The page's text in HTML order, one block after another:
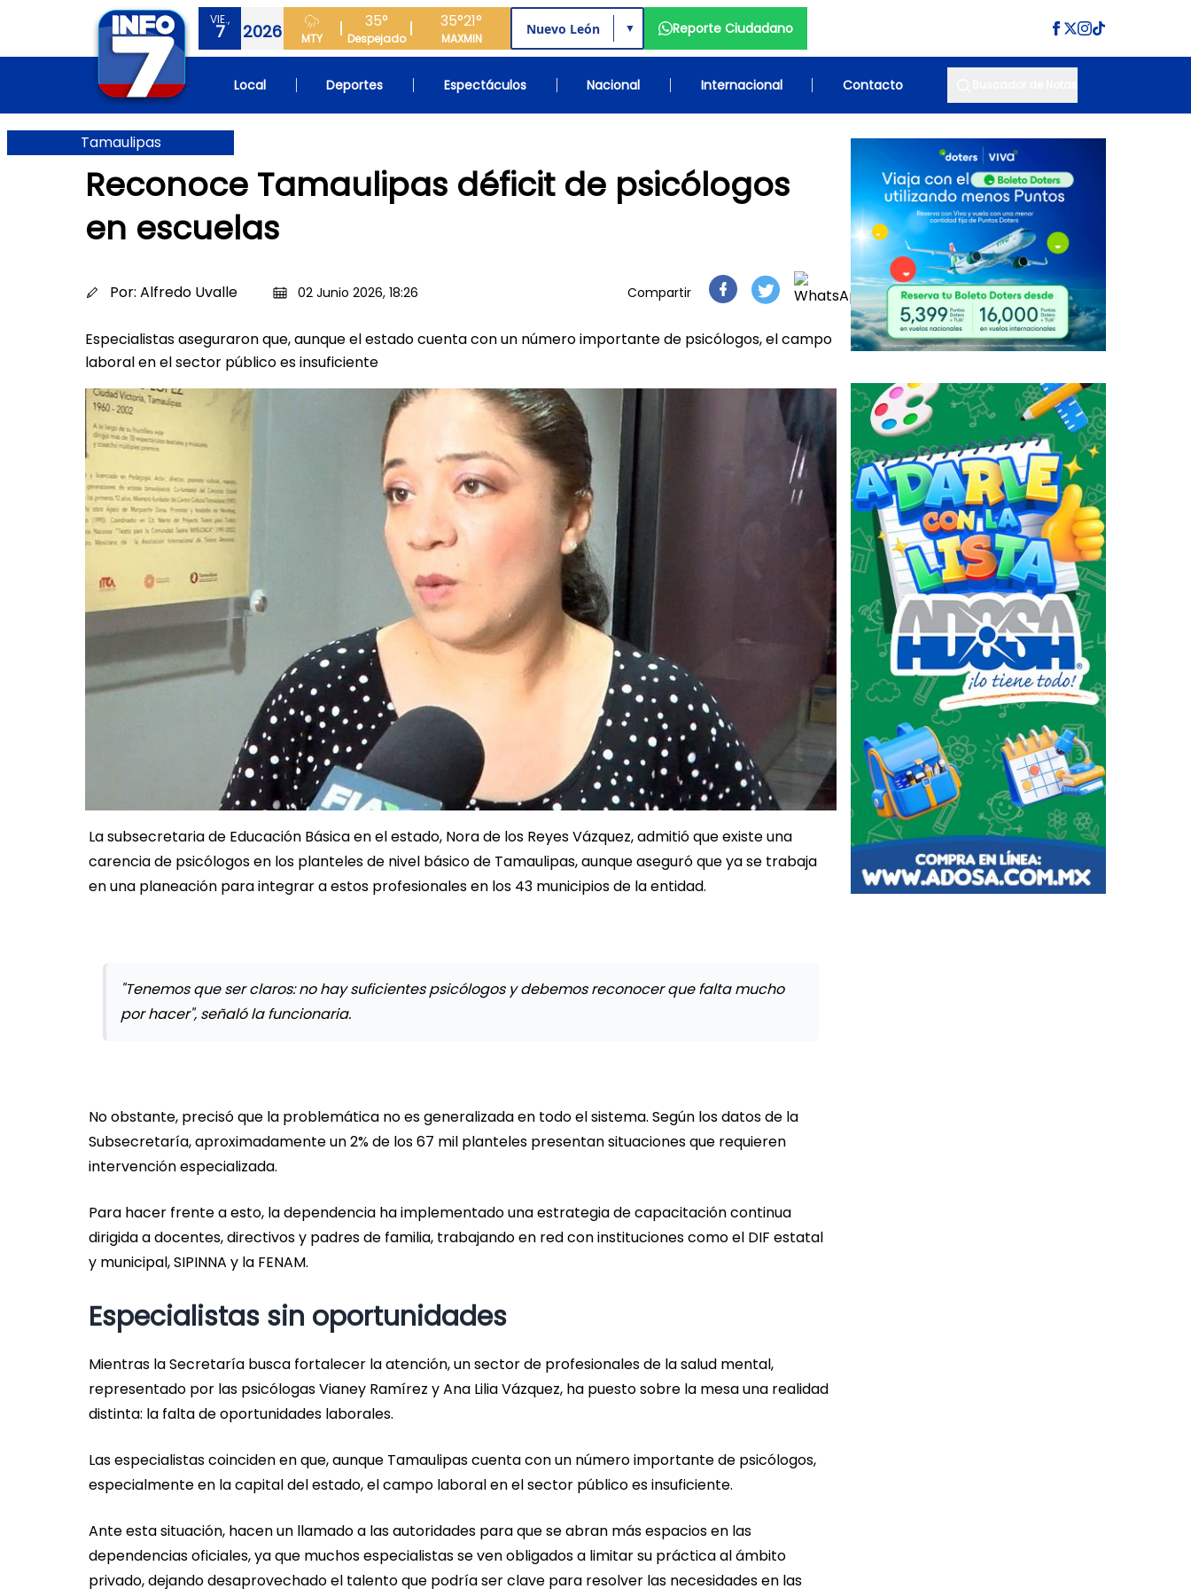
VIE.,
7 2026 MTY
35°
Despejado
35°
MAX
21°
MIN
▼ Reporte Ciudadano
Local Deportes Espectáculos Nacional Internacional Contacto
Tamaulipas
Reconoce Tamaulipas déficit de psicólogos
en escuelas
Por: Alfredo Uvalle 02 Junio 2026, 18:26 Compartir
Especialistas aseguraron que, aunque el estado cuenta con un número importante de psicólogos, el campo
laboral en el sector público es insuficiente
La subsecretaria de Educación Básica en el estado, Nora de los Reyes Vázquez, admitió que existe una
carencia de psicólogos en los planteles de nivel básico de Tamaulipas, aunque aseguró que ya se trabaja
en una planeación para integrar a estos profesionales en los 43 municipios de la entidad.
"Tenemos que ser claros: no hay suficientes psicólogos y debemos reconocer que falta mucho
por hacer", señaló la funcionaria.
No obstante, precisó que la problemática no es generalizada en todo el sistema. Según los datos de la
Subsecretaría, aproximadamente un 2% de los 67 mil planteles presentan situaciones que requieren
intervención especializada.
Para hacer frente a esto, la dependencia ha implementado una estrategia de capacitación continua
dirigida a docentes, directivos y padres de familia, trabajando en red con instituciones como el DIF estatal
y municipal, SIPINNA y la FENAM.
Especialistas sin oportunidades
Mientras la Secretaría busca fortalecer la atención, un sector de profesionales de la salud mental,
representado por las psicólogas Vianey Ramírez y Ana Lilia Vázquez, ha puesto sobre la mesa una realidad
distinta: la falta de oportunidades laborales.
Las especialistas coinciden en que, aunque Tamaulipas cuenta con un número importante de psicólogos,
especialmente en la capital del estado, el campo laboral en el sector público es insuficiente.
Ante esta situación, hacen un llamado a las autoridades para que se abran más espacios en las
dependencias oficiales, ya que muchos especialistas se ven obligados a limitar su práctica al ámbito
privado, dejando desaprovechado el talento que podría ser clave para resolver las necesidades en las